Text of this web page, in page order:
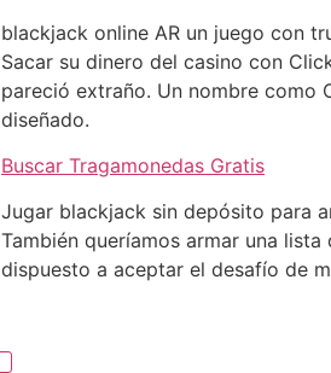
blackjack online AR un juego con
Sacar su dinero del casino con
pareció extraño. Un nombre como
diseñado.
Buscar Tragamonedas Gratis
Jugar blackjack sin depósito para
También queríamos armar una
dispuesto a aceptar el desafío de